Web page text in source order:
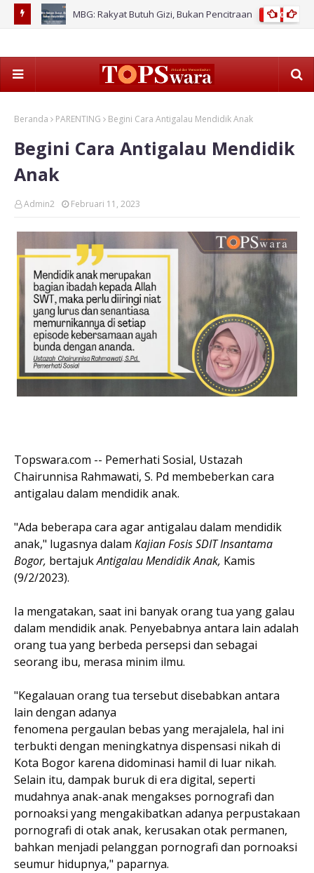
MBG: Rakyat Butuh Gizi, Bukan Pencitraan 2026
Beranda PARENTING Begini Cara Antigalau Mendidik Anak
Begini Cara Antigalau Mendidik
Anak
Admin2 Februari 11, 2023
Topswara.com -- Pemerhati Sosial, Ustazah
Chairunnisa Rahmawati, S. Pd membeberkan cara
antigalau dalam mendidik anak.
"Ada beberapa cara agar antigalau dalam mendidik
anak," lugasnya dalam Kajian Fosis SDIT Insantama
Bogor, bertajukAntigalau Mendidik Anak, Kamis
(9/2/2023).
Ia mengatakan, saat ini banyak orang tua yang galau
dalam mendidik anak. Penyebabnya antara lain adalah
orang tua yang berbeda persepsi dan sebagai
seorang ibu, merasa minim ilmu.
"Kegalauan orang tua tersebut disebabkan antara
lain dengan adanya
fenomena pergaulan bebas yang merajalela, hal ini
terbukti dengan meningkatnya dispensasi nikah di
Kota Bogor karena didominasi hamil di luar nikah.
Selain itu, dampak buruk di era digital, seperti
mudahnya anak-anak mengakses pornografi dan
pornoaksi yang mengakibatkan adanya perpustakaan
pornografi di otak anak, kerusakan otak permanen,
bahkan menjadi pelanggan pornografi dan pornoaksi
seumur hidupnya," paparnya.